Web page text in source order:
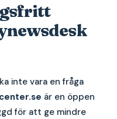
inte vara en fråga
är en öppen
för att ge mindre